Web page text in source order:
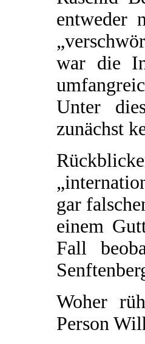
entweder
war die
Unter
zunächst
gar
einem
Fall
Woher
Person